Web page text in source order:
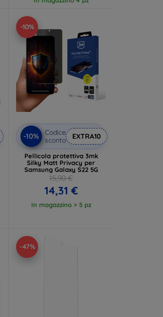
-10%
-10%
Codice
sconto
EXTRA10
Pellicola protettiva 3mk
Silky Matt Privacy per
Samsung Galaxy S22 5G
15,90 €
14,31 €
In magazzino > 5 pz
-47%